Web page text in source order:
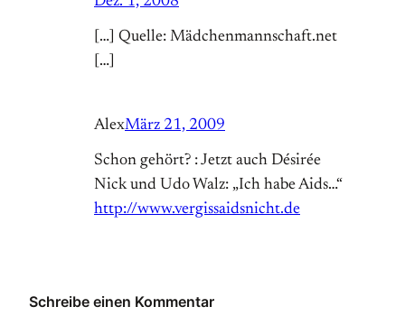
[…] Quelle: Mädchenmannschaft.net
[…]
AlexMärz 21, 2009
Schon gehört? : Jetzt auch Désirée
Nick und Udo Walz: „Ich habe Aids…“
http://www.vergissaidsnicht.de
Schreibe einen Kommentar